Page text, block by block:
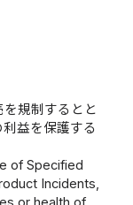
規制するとと
益を保護する
of Specified
Incidents,